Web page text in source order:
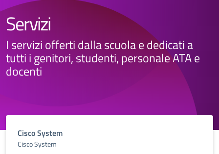
Servizi
I servizi offerti dalla scuola e dedicati a
tutti i genitori, studenti, personale ATA e
docenti
Cisco System
Cisco System